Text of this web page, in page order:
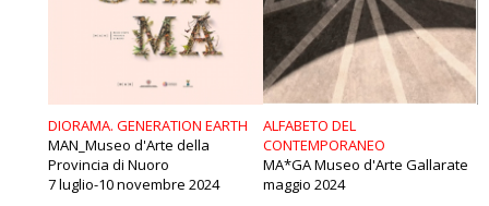
DIORAMA. GENERATION EARTH
MAN_Museo d'Arte della
Provincia di Nuoro
7 luglio-10 novembre 2024
ALFABETO DEL
CONTEMPORANEO
MA*GA Museo d'Arte Gallarate
maggio 2024